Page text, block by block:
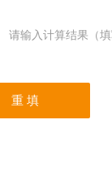
请输入计算结果（